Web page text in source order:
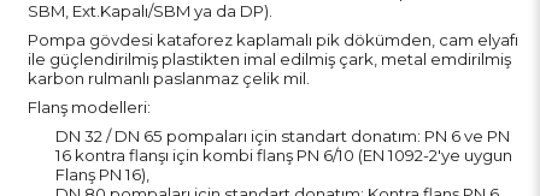
SBM, Ext.Kapalı/SBM ya da DP).
Pompa gövdesi kataforez kaplamalı pik dökümden, cam elyafı
ile güçlendirilmiş plastikten imal edilmiş çark, metal emdirilmiş
karbon rulmanlı paslanmaz çelik mil.
Flanş modelleri:
DN 32 / DN 65 pompaları için standart donatım: PN 6 ve PN
16 kontra flanşı için kombi flanş PN 6/10 (EN 1092-2'ye uygun
Flanş PN 16),